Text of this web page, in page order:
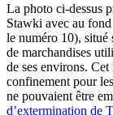
La photo ci-dessus
Stawki avec au
le numéro 10), situé
de marchandises
de ses environs.
confinement pour
ne pouvaient être
d’extermination de